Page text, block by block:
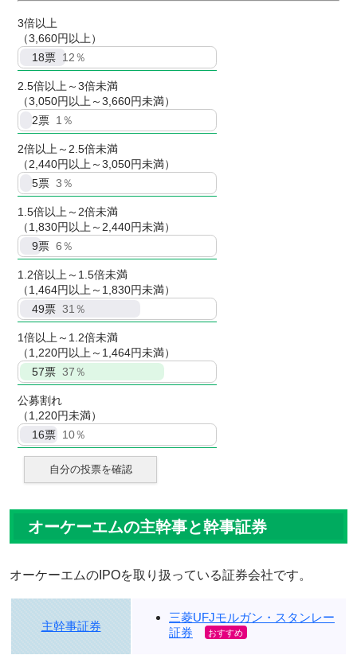
3倍以上
（3,660円以上）
18票 12％
2.5倍以上～3倍未満
（3,050円以上～3,660円未満）
2票 1％
2倍以上～2.5倍未満
（2,440円以上～3,050円未満）
5票 3％
1.5倍以上～2倍未満
（1,830円以上～2,440円未満）
9票 6％
1.2倍以上～1.5倍未満
（1,464円以上～1,830円未満）
49票 31％
1倍以上～1.2倍未満
（1,220円以上～1,464円未満）
57票 37％
公募割れ
（1,220円未満）
16票 10％
自分の投票を確認
オーケーエムの主幹事と幹事証券
オーケーエムのIPOを取り扱っている証券会社です。
主幹事証券
三菱UFJモルガン・スタンレー
証券